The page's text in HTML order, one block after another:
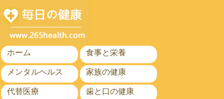
ホーム
食事と栄養
メンタルヘルス
家族の健康
代替医療
歯と口の健康